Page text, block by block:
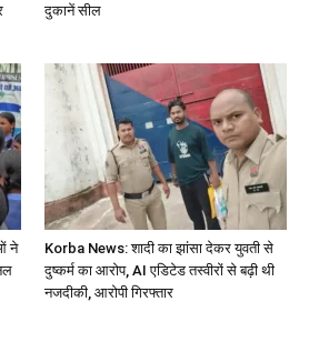
दुकानें सील
ने
Korba News: शादी का झांसा देकर युवती से
दुष्कर्म का आरोप, AI एडिटेड तस्वीरों से बढ़ी थी
नजदीकी, आरोपी गिरफ्तार